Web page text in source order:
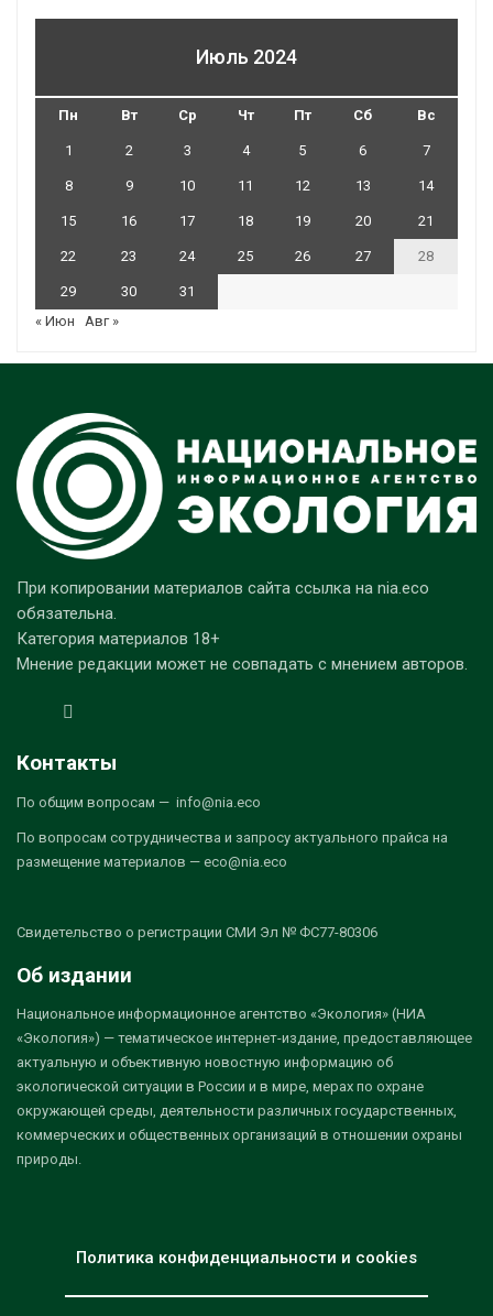
Июль 2024
Пн Вт Ср Чт Пт Сб Вс
1 2 3 4 5 6 7
8 9 10 11 12 13 14
15 16 17 18 19 20 21
22 23 24 25 26 27 28
29 30
31
« Июн
Авг »
При копировании материалов сайта ссылка на nia.eco
обязательна.
Категория материалов 18+
Мнение редакции может не совпадать с мнением авторов.
Контакты
По общим вопросам — info@nia.eco
По вопросам сотрудничества и запросу актуального прайса на
размещение материалов — eco@nia.eco
Свидетельство о регистрации СМИ Эл № ФС77-80306
Об издании
Национальное информационное агентство «Экология» (НИА
«Экология») — тематическое интернет-издание, предоставляющее
актуальную и объективную новостную информацию об
экологической ситуации в России и в мире, мерах по охране
окружающей среды, деятельности различных государственных,
коммерческих и общественных организаций в отношении охраны
природы.
Политика конфиденциальности и cookies